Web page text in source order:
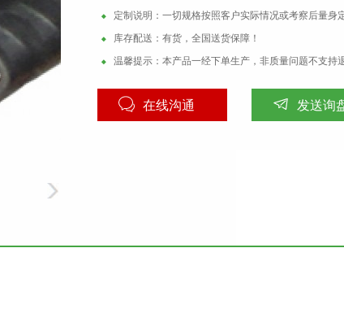
定制说明：一切规格按照客户实际情况或考察后量身
库存配送：有货，全国送货保障！
温馨提示：本产品一经下单生产，非质量问题不支持
在线沟通 发送询